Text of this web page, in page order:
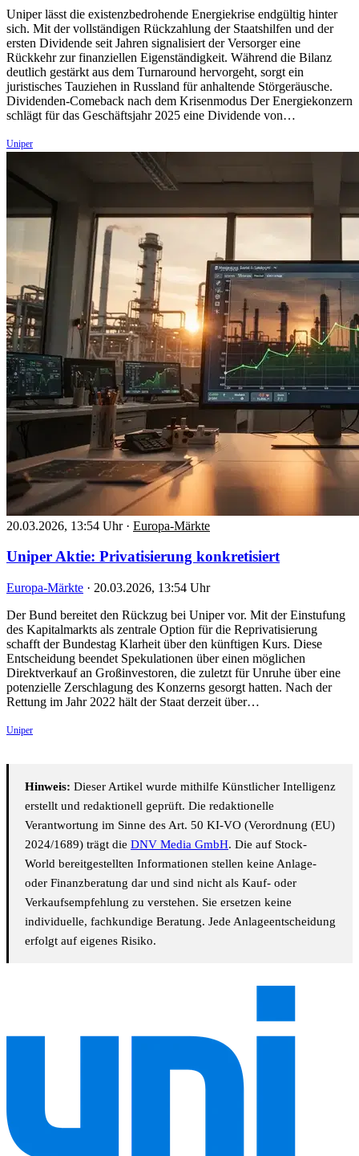
Uniper lässt die existenzbedrohende Energiekrise endgültig hinter
sich. Mit der vollständigen Rückzahlung der Staatshilfen und der
ersten Dividende seit Jahren signalisiert der Versorger eine
Rückkehr zur finanziellen Eigenständigkeit. Während die Bilanz
deutlich gestärkt aus dem Turnaround hervorgeht, sorgt ein
juristisches Tauziehen in Russland für anhaltende Störgeräusche.
Dividenden-Comeback nach dem Krisenmodus Der Energiekonzern
schlägt für das Geschäftsjahr 2025 eine Dividende von…
Uniper
20.03.2026, 13:54 Uhr · Europa-Märkte
Uniper Aktie: Privatisierung konkretisiert
Europa-Märkte · 20.03.2026, 13:54 Uhr
Der Bund bereitet den Rückzug bei Uniper vor. Mit der Einstufung
des Kapitalmarkts als zentrale Option für die Reprivatisierung
schafft der Bundestag Klarheit über den künftigen Kurs. Diese
Entscheidung beendet Spekulationen über einen möglichen
Direktverkauf an Großinvestoren, die zuletzt für Unruhe über eine
potenzielle Zerschlagung des Konzerns gesorgt hatten. Nach der
Rettung im Jahr 2022 hält der Staat derzeit über…
Uniper
Hinweis: Dieser Artikel wurde mithilfe Künstlicher Intelligenz
erstellt und redaktionell geprüft. Die redaktionelle
Verantwortung im Sinne des Art. 50 KI-VO (Verordnung (EU)
2024/1689) trägt die DNV Media GmbH. Die auf Stock-
World bereitgestellten Informationen stellen keine Anlage-
oder Finanzberatung dar und sind nicht als Kauf- oder
Verkaufsempfehlung zu verstehen. Sie ersetzen keine
individuelle, fachkundige Beratung. Jede Anlageentscheidung
erfolgt auf eigenes Risiko.